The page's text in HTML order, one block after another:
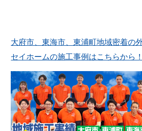
大府市、東海市、東浦町地域密着の
セイホームの施工事例はこちらから！